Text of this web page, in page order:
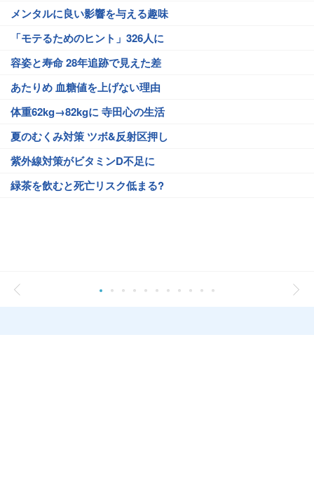
メンタルに良い影響を与える趣味
「モテるためのヒント」326人に
容姿と寿命 28年追跡で見えた差
あたりめ 血糖値を上げない理由
体重62kg→82kgに 寺田心の生活
夏のむくみ対策 ツボ&反射区押し
紫外線対策がビタミンD不足に
緑茶を飲むと死亡リスク低まる?